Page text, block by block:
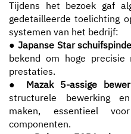
Tijdens het bezoek gaf
gedetailleerde toelichting
systemen van het bedrijf:
●Japanse Star
bekend om hoge precisie
prestaties.
● Mazak 5-assige
structurele bewerking
maken, essentieel
componenten.